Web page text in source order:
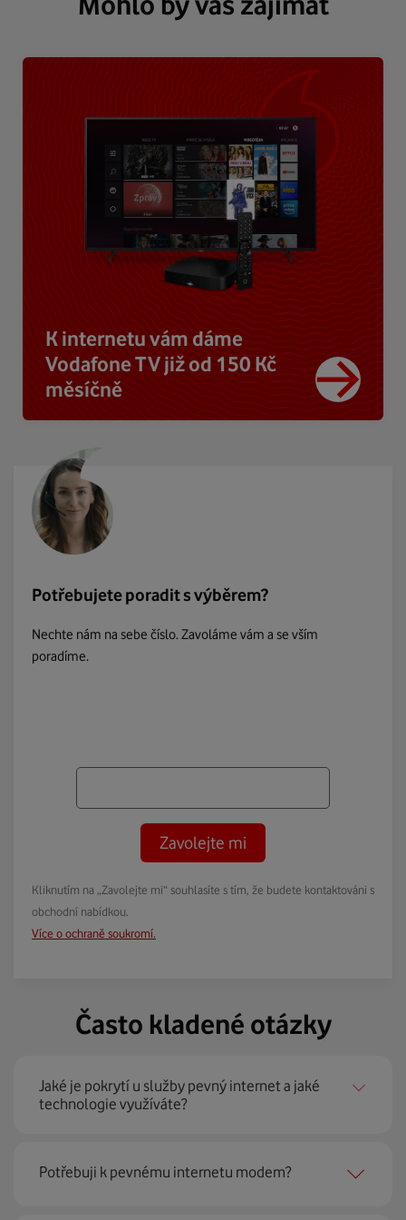
K internetu vám dáme
Vodafone TV již od 150 Kč
měsíčně
Potřebujete poradit s výběrem?
Nechte nám na sebe číslo. Zavoláme vám a se vším
poradíme.
Zavolejte mi
Kliknutím na „Zavolejte mi“ souhlasíte s tím, že budete kontaktováni s
obchodní nabídkou.
Více o ochraně soukromí.
Často kladené otázky
Jaké je pokrytí u služby pevný internet a jaké
technologie využíváte?
Pevný internet můžeme nabídnout
domácností
Potřebuji k pevnému internetu modem?